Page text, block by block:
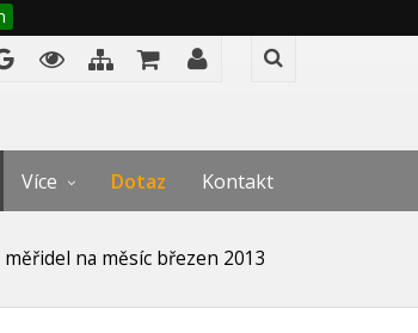
Více Dotaz Kontakt
na měsíc březen 2013